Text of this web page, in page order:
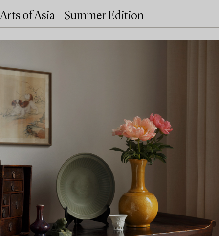
Arts of Asia – Summer Edition